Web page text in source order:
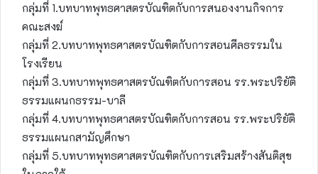
กลุ่มที่ 1.บทบาทพุทธศาสตรบัณฑิตกับการสนองงานกิจการ
คณะสงฆ์
กลุ่มที่ 2.บทบาทพุทธศาสตรบัณฑิตกับการสอนศีลธรรมใน
โรงเรียน
กลุ่มที่ 3.บทบาทพุทธศาสตรบัณฑิตกับการสอน รร.พระปริยัติ
ธรรมแผนกธรรม-บาลี
กลุ่มที่ 4.บทบาทพุทธศาสตรบัณฑิตกับการสอน รร.พระปริยัติ
ธรรมแผนกสามัญศึกษา
กลุ่มที่ 5.บทบาทพุทธศาสตรบัณฑิตกับการเสริมสร้างสันติสุข